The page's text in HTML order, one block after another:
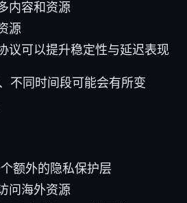
内容和资源
源
议可以提升稳定性与延迟表现
不同时间段可能会有所变
额外的隐私保护层
问海外资源